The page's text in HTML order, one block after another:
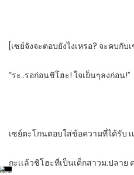
[เซย์จัง​จะตอบยังไงเหรอ? จะคบกับ
“ระ..รอก่อนชิโฮะ! ใจเย็นๆลงก่อน!”
เซย์ตะโกนตอบใส่ข้อความที่ได้รับ​
กะเเล้วชิโฮะที่เป็นเด็กสาวม.ปลาย